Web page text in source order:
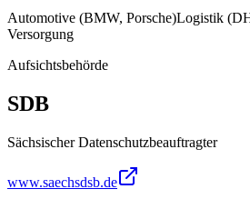
Automotive (BMW, Porsche)Logistik
Versorgung
Aufsichtsbehörde
SDB
Sächsischer Datenschutzbeauftragter
www.saechsdsb.de